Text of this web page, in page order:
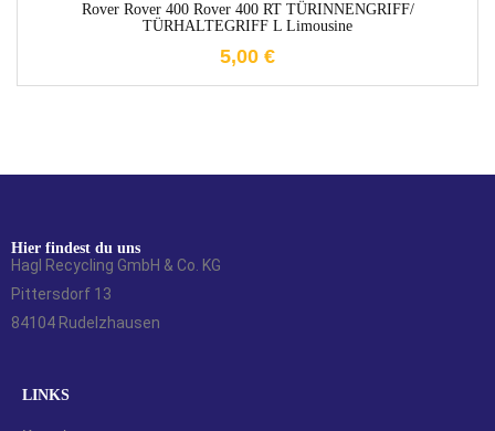
Rover Rover 400 Rover 400 RT TÜRINNENGRIFF/
TÜRHALTEGRIFF L Limousine
5,00 €
Hier findest du uns
Hagl Recycling GmbH & Co. KG
Pittersdorf 13
84104 Rudelzhausen
LINKS